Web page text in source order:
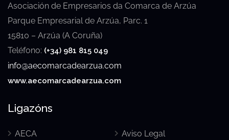
Asociación de Empresarios da Comarca de Arzúa
Parque Empresarial de Arzúa, Parc. 1
15810 – Arzúa (A Coruña)
Teléfono: (+34) 981 815 049
info@aecomarcadearzua.com
www.aecomarcadearzua.com
Ligazóns
AECA
Aviso Legal